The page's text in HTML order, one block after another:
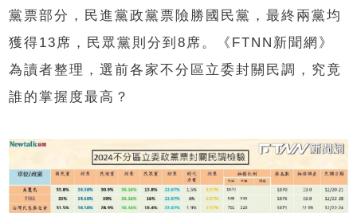
黨票部分，民進黨政黨票險勝國民黨，最終兩黨均
獲得13席，民眾黨則分到8席。《FTNN新聞網》
為讀者整理，選前各家不分區立委封關民調，究竟
誰的掌握度最高？